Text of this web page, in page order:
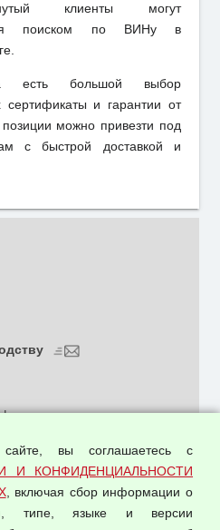
клиенты могут
поиском по ВИНу в
есть большой выбор
и гарантии от
можно привезти под
с быстрой доставкой и
данных
вы соглашаетесь с
И КОНФИДЕНЦИАЛЬНОСТИ
, включая сбор информации о
типе, языке и версии